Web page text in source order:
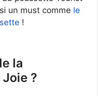
un must comme le
!
la
?